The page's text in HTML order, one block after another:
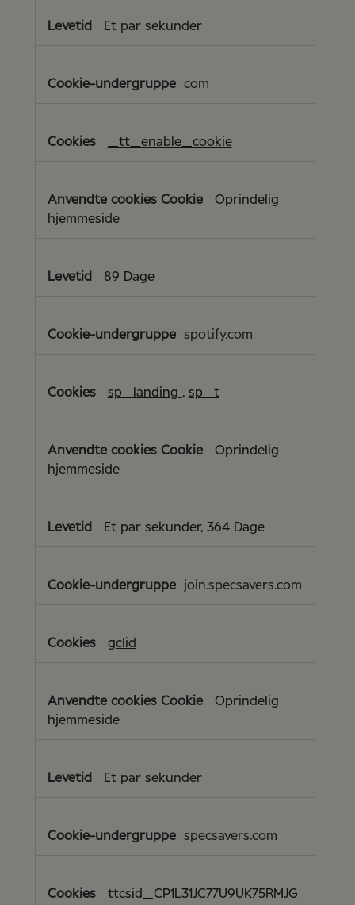
Et par sekunder
com
_tt_enable_cookie
Oprindelig
hjemmeside
89 Dage
spotify.com
sp_landing , sp_t
Oprindelig
hjemmeside
Et par sekunder, 364 Dage
join.specsavers.com
gclid
Oprindelig
hjemmeside
Et par sekunder
specsavers.com
ttcsid_CP1L31JC77U9UK75RMJG